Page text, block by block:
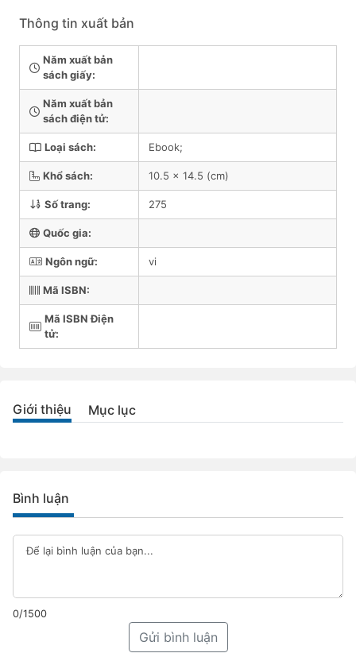
Thông tin xuất bản
Năm xuất bản
sách giấy:
Năm xuất bản
sách điện tử:
Loại sách: Ebook;
Khổ sách: 10.5 x 14.5 (cm)
Số trang: 275
Quốc gia:
Ngôn ngữ: vi
Mã ISBN:
Mã ISBN Điện
tử:
Giới thiệu Mục lục
Bình luận
0/1500
Gửi bình luận